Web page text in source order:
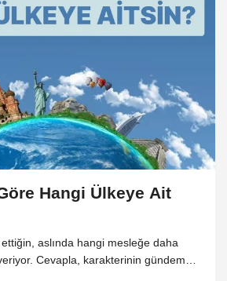
Hangi Ülkeye Ait
aslında hangi mesleğe daha
Cevapla, karakterinin gündem